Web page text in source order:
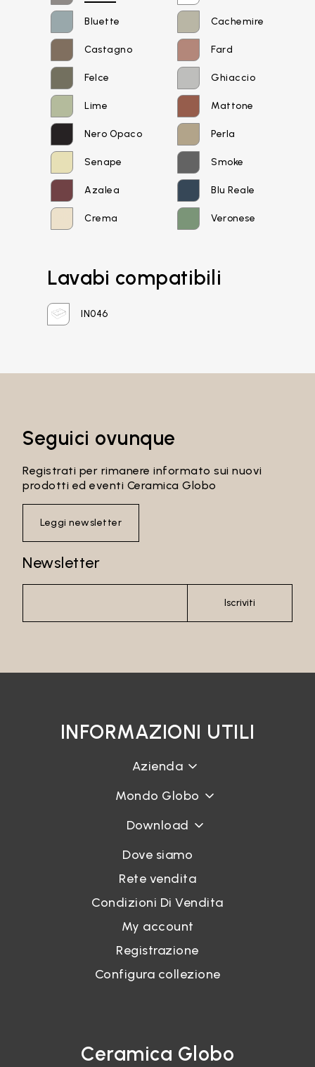
Password
Recupera password
Bluette Cachemire
Castagno Fard
Felce Ghiaccio
Lime Mattone
Nero Opaco Perla
Senape Smoke
Azalea Blu Reale
Crema Veronese
Lavabi compatibili
IN046
Seguici ovunque
Registrati per rimanere informato sui nuovi
prodotti ed eventi Ceramica Globo
Leggi newsletter
Newsletter
Iscriviti
INFORMAZIONI UTILI
Azienda
Mondo Globo
Download
Dove siamo
Rete vendita
Condizioni Di Vendita
My account
Registrazione
Configura collezione
Ceramica Globo